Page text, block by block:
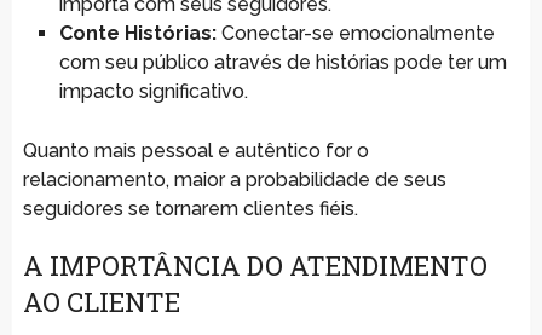
Conte Histórias:Conectar-se emocionalmente
com seu público através de histórias pode ter um
impacto significativo.
Quanto mais pessoal e autêntico for o
relacionamento, maior a probabilidade de seus
seguidores se tornarem clientes fiéis.
A IMPORTÂNCIA DO ATENDIMENTO
AO CLIENTE